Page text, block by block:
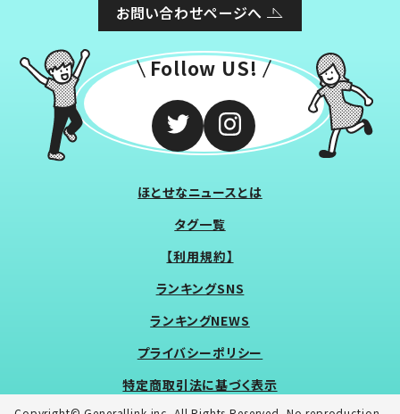
お問い合わせページへ
Follow US!
ほとせなニュースとは
タグ一覧
【利用規約】
ランキングSNS
ランキングNEWS
プライバシーポリシー
特定商取引法に基づく表示